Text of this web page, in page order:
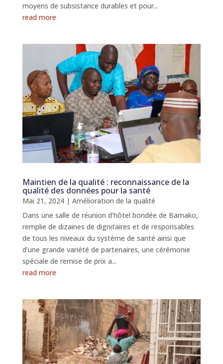
moyens de subsistance durables et pour...
read more
Maintien de la qualité : reconnaissance de la
qualité des données pour la santé
Mai 21, 2024| Amélioration de la qualité
Dans une salle de réunion d’hôtel bondée de Bamako,
remplie de dizaines de dignitaires et de responsables
de tous les niveaux du système de santé ainsi que
d’une grande variété de partenaires, une cérémonie
spéciale de remise de prix a...
read more